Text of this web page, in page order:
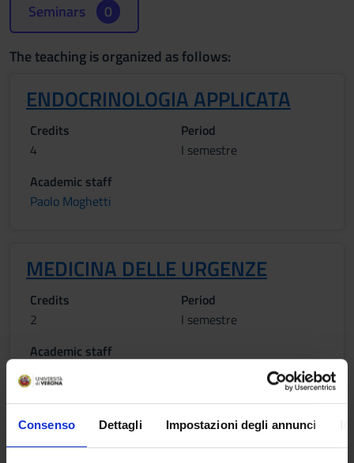
Consenso Dettagli Impostazioni degli annunci
Seminars 0
The teaching is organized as follows:
ENDOCRINOLOGIA APPLICATA
Credits
4
Period
I semestre
Academic staff
Paolo Moghetti
MEDICINA DELLE URGENZE
Credits
2
Period
I semestre
Academic staff
PROCESSI PATOLOGICI